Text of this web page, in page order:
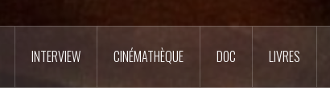
INTERVIEW CINÉMATHÈQUE DOC LIVRES